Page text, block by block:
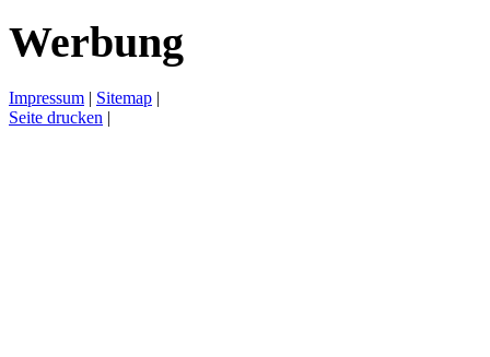
Werbung
Impressum | Sitemap |
Seite drucken |